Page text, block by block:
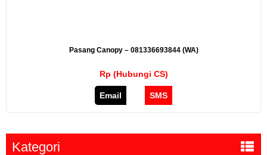
Pasang Canopy – 081336693844 (WA)
Rp (Hubungi CS)
Email SMS
Kategori